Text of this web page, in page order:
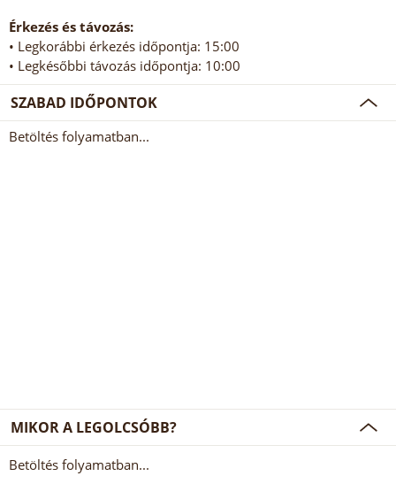
Érkezés és távozás:
• Legkorábbi érkezés időpontja: 15:00
• Legkésőbbi távozás időpontja: 10:00
SZABAD IDŐPONTOK
Betöltés folyamatban...
MIKOR A LEGOLCSÓBB?
Betöltés folyamatban...